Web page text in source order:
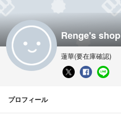
Renge's shop
蓮華(要在庫確認)
プロフィール